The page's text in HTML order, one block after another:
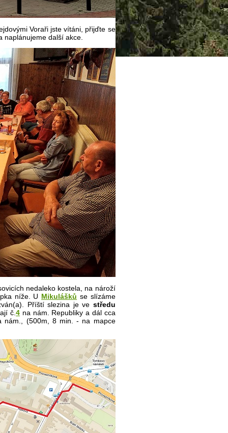
Voraři jste vítáni, přijďte se
další akce.
nedaleko kostela, na nároží
níže. U Mikulášků se slízáme
Příští slezina je ve středu
č.4 na nám. Republiky a dál cca
nám., (500m, 8 min. - na mapce